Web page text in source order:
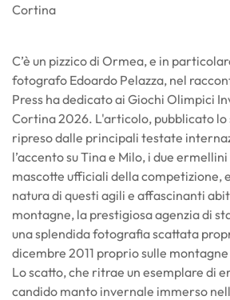
Cortina
C’è un pizzico di Ormea, e in
fotografo Edoardo Pelazza, nel
Press ha dedicato ai Giochi Olimpici
Cortina 2026. L'articolo, pubblicato lo
ripreso dalle principali testate
l’accento su Tina e Milo, i due
mascotte ufficiali della competizione,
natura di questi agili e affascinanti
montagne, la prestigiosa agenzia di
una splendida fotografia scattata
dicembre 2011 proprio sulle
Lo scatto, che ritrae un esemplare di
candido manto invernale immerso